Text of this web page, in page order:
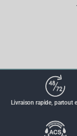
Livraison rapide, partout